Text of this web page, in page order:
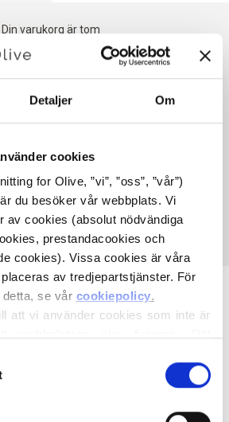
Detaljer Om
cookies
for Olive, ”vi”, ”oss”, ”vår”)
du besöker vår webbplats. Vi
av cookies (absolut nödvändiga
prestandacookies och
cookies). Vissa cookies är våra
av tredjepartstjänster. För
se vår cookiepolicy.
att vi använder cookies som inte är
får behandla dina
ändra eller återkalla ditt samtycke
Din varukorg är tom
Vagn
tillsammans stickmönster och